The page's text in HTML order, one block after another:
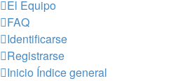
El Equipo
FAQ
Identificarse
Registrarse
Inicio Índice general